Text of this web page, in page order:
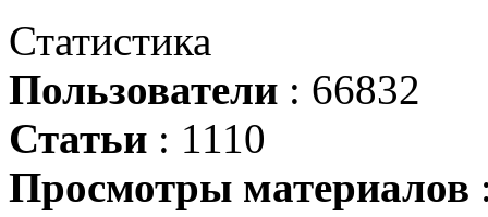
Статистика
Пользователи : 66832
Статьи : 1110
Просмотры материалов